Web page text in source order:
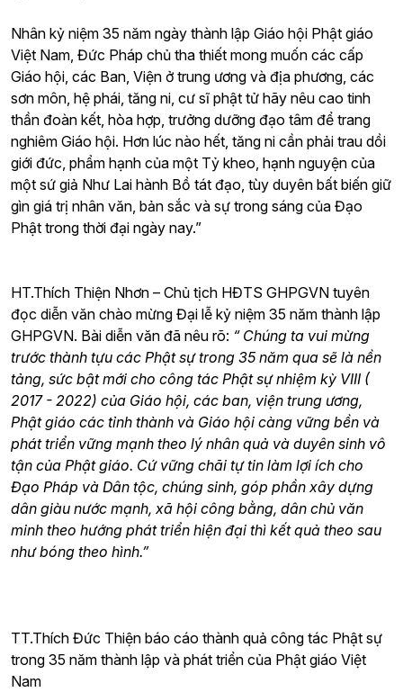
Nhân kỷ niệm 35 năm ngày thành lập Giáo hội Phật giáo
Việt Nam, Đức Pháp chủ tha thiết mong muốn các cấp
Giáo hội, các Ban, Viện ở trung ương và địa phương, các
sơn môn, hệ phái, tăng ni, cư sĩ phật tử hãy nêu cao tinh
thần đoàn kết, hòa hợp, trưởng dưỡng đạo tâm để trang
nghiêm Giáo hội. Hơn lúc nào hết, tăng ni cần phải trau dồi
giới đức, phẩm hạnh của một Tỷ kheo, hạnh nguyện của
một sứ giả Như Lai hành Bồ tát đạo, tùy duyên bất biến giữ
gìn giá trị nhân văn, bản sắc và sự trong sáng của Đạo
Phật trong thời đại ngày nay.”
HT.Thích Thiện Nhơn – Chủ tịch HĐTS GHPGVN tuyên
đọc diễn văn chào mừng Đại lễ kỷ niệm 35 năm thành lập
GHPGVN. Bài diễn văn đã nêu rõ: “ Chúng ta vui mừng
trước thành tựu các Phật sự trong 35 năm qua sẽ là nền
tảng, sức bật mới cho công tác Phật sự nhiệm kỳ VIII (
2017 - 2022) của Giáo hội, các ban, viện trung ương,
Phật giáo các tỉnh thành và Giáo hội càng vững bền và
phát triển vững mạnh theo lý nhân quả và duyên sinh vô
tận của Phật giáo. Cứ vững chãi tự tin làm lợi ích cho
Đạo Pháp và Dân tộc, chúng sinh, góp phần xây dựng
dân giàu nước mạnh, xã hội công bằng, dân chủ văn
minh theo hướng phát triển hiện đại thì kết quả theo sau
như bóng theo hình.”
TT.Thích Đức Thiện báo cáo thành quả công tác Phật sự
trong 35 năm thành lập và phát triển của Phật giáo Việt
Nam